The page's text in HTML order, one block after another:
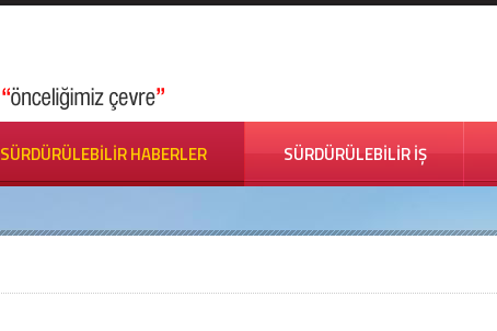
SÜRDÜRÜLEBİLİR HABERLER SÜRDÜRÜLEBİLİR İŞ